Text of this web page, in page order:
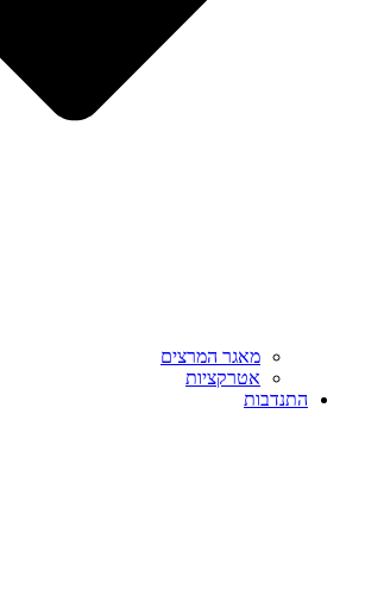
מאגר המרצים
אטרקציות
התנדבות